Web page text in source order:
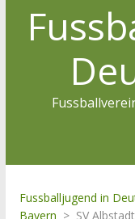
Fussballjugend in
Bayern > SV Albstadt